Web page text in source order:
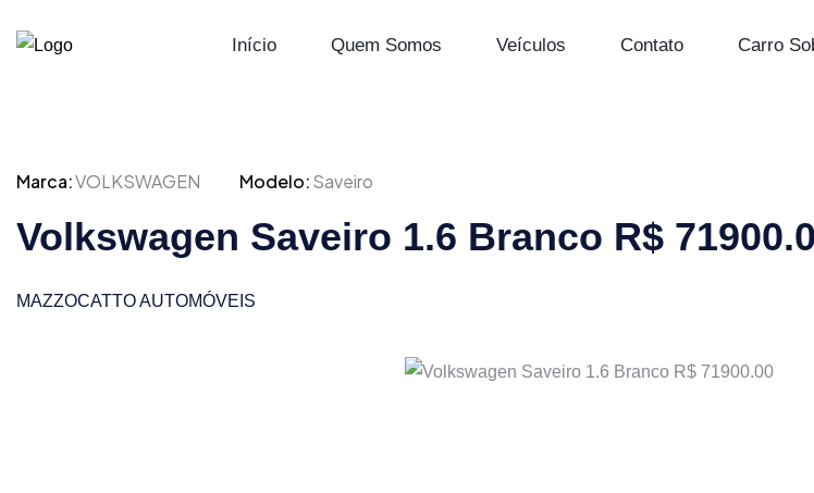
Início Quem Somos Veículos Contato Carro
Marca:VOLKSWAGEN Modelo:Saveiro
Volkswagen Saveiro 1.6 Branco R$
MAZZOCATTO AUTOMÓVEIS